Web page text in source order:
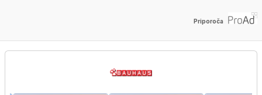
Priporoča